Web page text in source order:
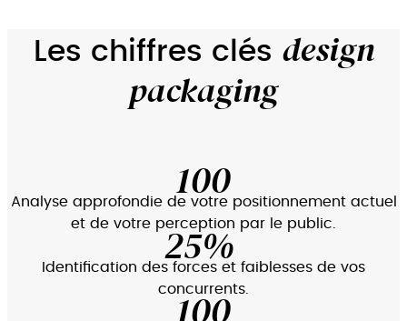
Les chiffres clés design
packaging
100
Analyse approfondie de votre positionnement actuel
et de votre perception par le public.
25
Identification des forces et faiblesses de vos
concurrents.
100